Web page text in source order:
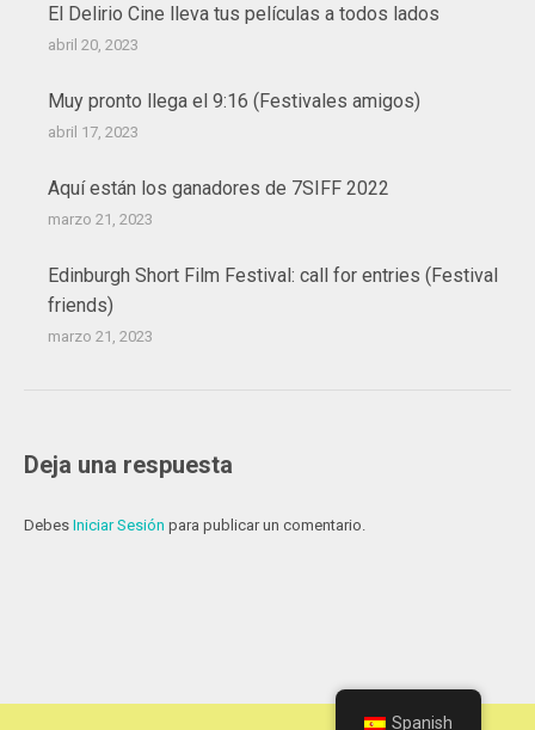
El Delirio Cine lleva tus películas a todos lados
abril 20, 2023
Muy pronto llega el 9:16 (Festivales amigos)
abril 17, 2023
Aquí están los ganadores de 7SIFF 2022
marzo 21, 2023
Edinburgh Short Film Festival: call for entries (Festival
friends)
marzo 21, 2023
Deja una respuesta
Debes Iniciar Sesión para publicar un comentario.
Spanish